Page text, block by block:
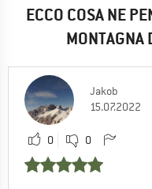
ECCO COSA NE
MONTAGNA
Jakob
15.07.2022
0 0